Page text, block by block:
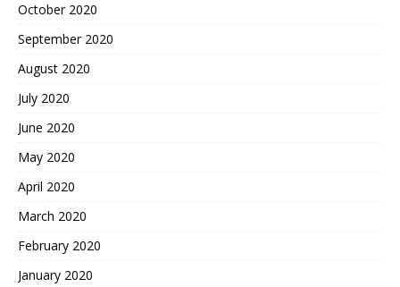
October 2020
September 2020
August 2020
July 2020
June 2020
May 2020
April 2020
March 2020
February 2020
January 2020